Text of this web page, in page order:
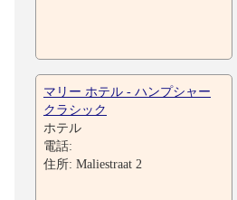
マリー ホテル - ハンプシャー
クラシック
ホテル
電話:
住所: Maliestraat 2